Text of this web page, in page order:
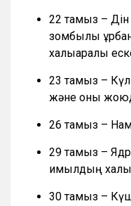
22 тамыз – Дін
зомбылық
халықаралық
23 тамыз –
және оны
26 тамыз –
29 тамыз –
қимылдың
30 тамыз –